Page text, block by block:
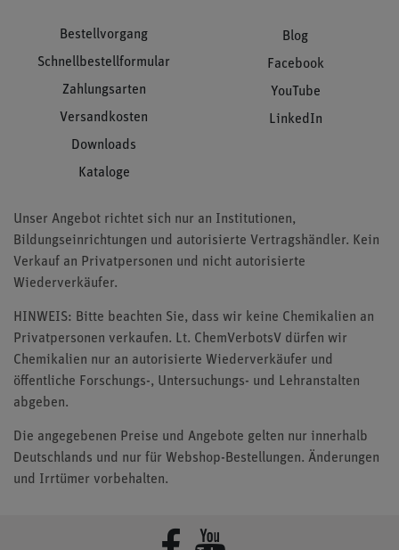
Bestellvorgang
Schnellbestellformular
Zahlungsarten
Versandkosten
Downloads
Kataloge
Blog
Facebook
YouTube
LinkedIn
Unser Angebot richtet sich nur an Institutionen,
Bildungseinrichtungen und autorisierte Vertragshändler. Kein
Verkauf an Privatpersonen und nicht autorisierte
Wiederverkäufer.
HINWEIS: Bitte beachten Sie, dass wir keine Chemikalien an
Privatpersonen verkaufen. Lt. ChemVerbotsV dürfen wir
Chemikalien nur an autorisierte Wiederverkäufer und
öffentliche Forschungs-, Untersuchungs- und Lehranstalten
abgeben.
Die angegebenen Preise und Angebote gelten nur innerhalb
Deutschlands und nur für Webshop-Bestellungen. Änderungen
und Irrtümer vorbehalten.